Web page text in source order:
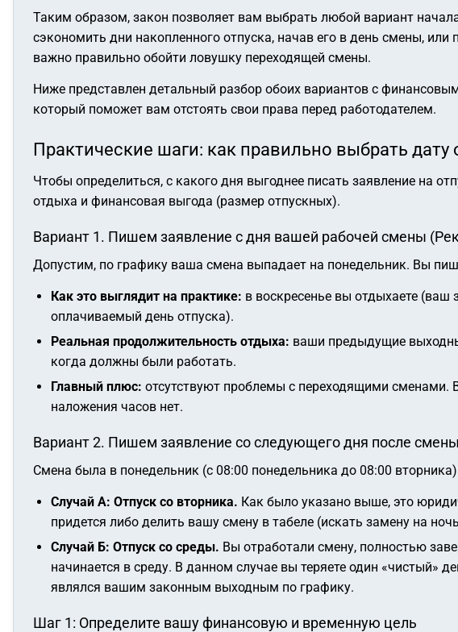
Таким образом, закон позволяет вам выбрать любой вариант
сэкономить дни накопленного отпуска, начав его в день смены,
важно правильно обойти ловушку переходящей смены.
Ниже представлен детальный разбор обоих вариантов с
который поможет вам отстоять свои права перед работодателем.
Практические шаги: как правильно выбрать дату
Чтобы определиться, с какого дня выгоднее писать заявление на
отдыха и финансовая выгода (размер отпускных).
Вариант 1. Пишем заявление с дня вашей рабочей смены
Допустим, по графику ваша смена выпадает на понедельник. Вы
Как это выглядит на практике: в воскресенье вы отдыхаете
оплачиваемый день отпуска).
Реальная продолжительность отдыха: ваши предыдущие
когда должны были работать.
Главный плюс: отсутствуют проблемы с переходящими
наложения часов нет.
Вариант 2. Пишем заявление со следующего дня после
Смена была в понедельник (с 08:00 понедельника до 08:00
Случай А: Отпуск со вторника. Как было указано выше, это
придется либо делить вашу смену в табеле (искать замену на
Случай Б: Отпуск со среды. Вы отработали смену, полностью
начинается в среду. В данном случае вы теряете один «чистый»
являлся вашим законным выходным по графику.
Шаг 1: Определите вашу финансовую и временную цель